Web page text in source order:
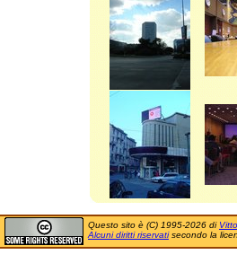
Questo sito è (C) 1995-2026 di
Alcuni diritti riservatisecondo la